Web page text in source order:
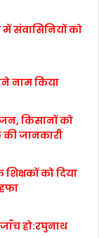
में संवासिनियों को
नाम किया
किसानों को
जानकारी
को दिया
हो:रघुनाथ